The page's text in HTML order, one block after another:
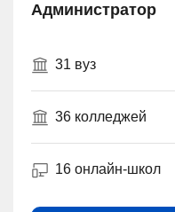
Администратор
31 вуз
36 колледжей
16 онлайн-школ